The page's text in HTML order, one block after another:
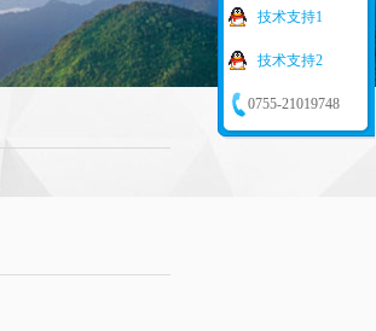
技术支持1
技术支持2
0755-21019748